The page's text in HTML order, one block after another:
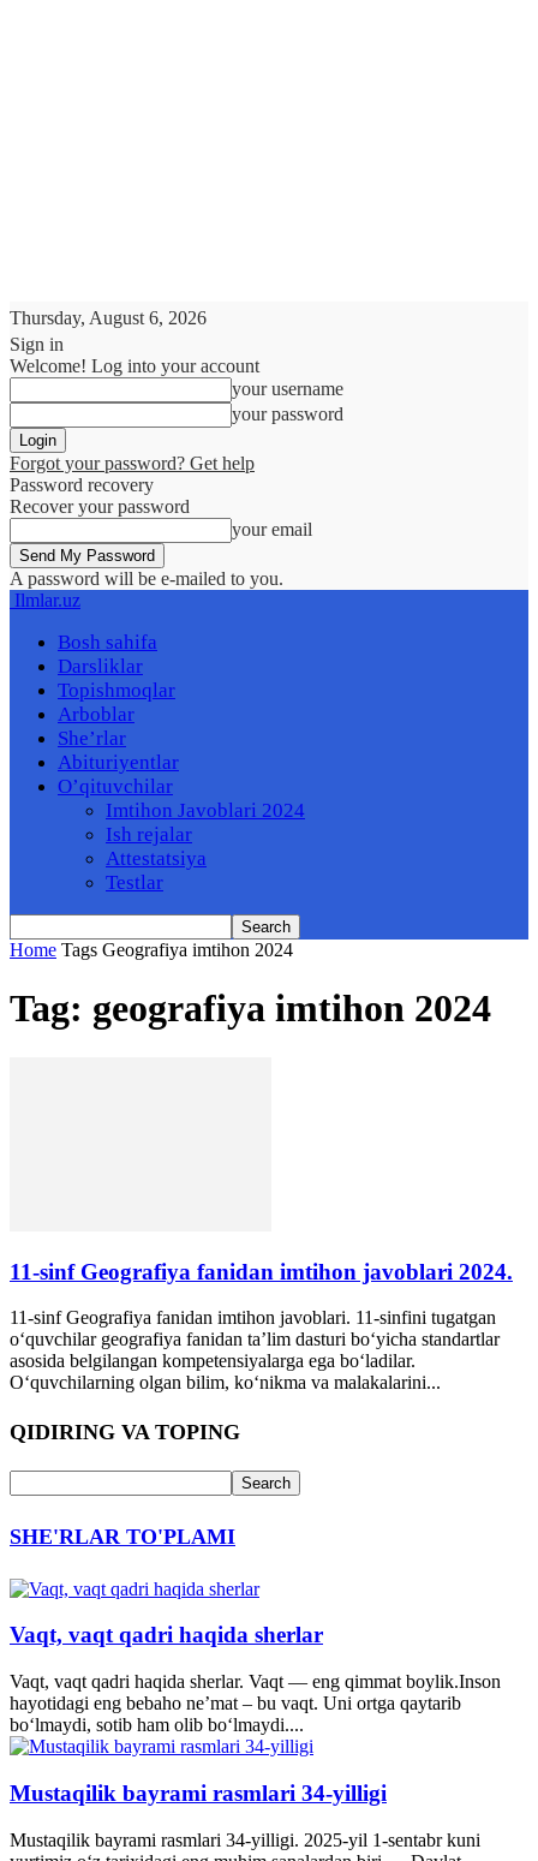
Thursday, August 6, 2026
Sign in
Welcome! Log into your account
your username
your password
Forgot your password? Get help
Password recovery
Recover your password
your email
A password will be e-mailed to you.
Ilmlar.uz
Bosh sahifa
Darsliklar
Topishmoqlar
Arboblar
She’rlar
Abituriyentlar
O’qituvchilar
Imtihon Javoblari 2024
Ish rejalar
Attestatsiya
Testlar
Home Tags Geografiya imtihon 2024
Tag: geografiya imtihon 2024
11-sinf Geografiya fanidan imtihon javoblari 2024.
11-sinf Geografiya fanidan imtihon javoblari. 11-sinfini tugatgan
o‘quvchilar geografiya fanidan ta’lim dasturi bo‘yicha standartlar
asosida belgilangan kompetensiyalarga ega bo‘ladilar.
O‘quvchilarning olgan bilim, ko‘nikma va malakalarini...
QIDIRING VA TOPING
SHE'RLAR TO'PLAMI
Vaqt, vaqt qadri haqida sherlar
Vaqt, vaqt qadri haqida sherlar. Vaqt — eng qimmat boylik.Inson
hayotidagi eng bebaho ne’mat – bu vaqt. Uni ortga qaytarib
bo‘lmaydi, sotib ham olib bo‘lmaydi....
Mustaqilik bayrami rasmlari 34-yilligi
Mustaqilik bayrami rasmlari 34-yilligi. 2025-yil 1-sentabr kuni